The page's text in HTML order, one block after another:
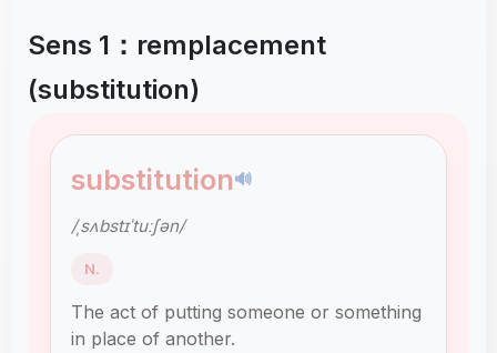
Sens 1：remplacement
(substitution)
substitution🔊
/ˌsʌbstɪˈtuːʃən/
N.
The act of putting someone or something
in place of another.